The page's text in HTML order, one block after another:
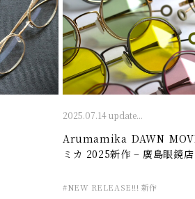
2025.07.14 update...
Arumamika DAWN
ミカ 2025新作 – 廣島眼鏡店
#NEW RELEASE!!! 新作